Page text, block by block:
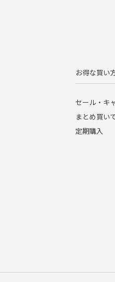
お得な買い
セール・キ
まとめ買い
定期購入